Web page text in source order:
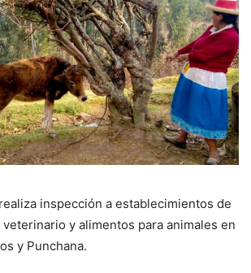
inspección a establecimientos de
y alimentos para animales en
y Punchana.